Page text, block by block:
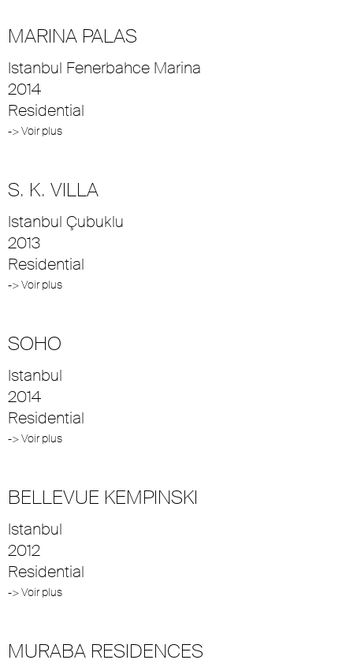
MARINA PALAS
Istanbul Fenerbahce Marina
2014
Residential
-> Voir plus
S. K. VILLA
Istanbul Çubuklu
2013
Residential
-> Voir plus
SOHO
Istanbul
2014
Residential
-> Voir plus
BELLEVUE KEMPINSKI
Istanbul
2012
Residential
-> Voir plus
MURABA RESIDENCES